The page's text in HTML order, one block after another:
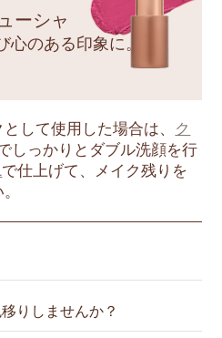
ーシャ
心のある印象に。
して使用した場合は、 ク
しっかりとダブル洗顔を行
で仕上げて、メイク残りを
りしませんか？